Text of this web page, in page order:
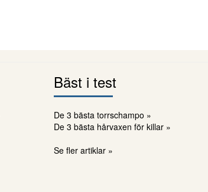
Bäst i test
De 3 bästa torrschampo »
De 3 bästa hårvaxen för killar »
Se fler artiklar »